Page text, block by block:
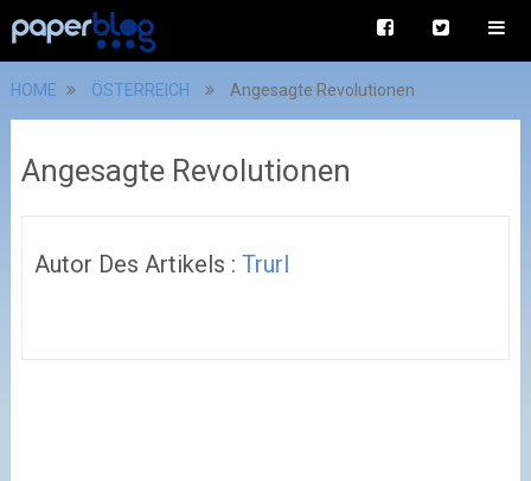
HOME ÖSTERREICH Angesagte Revolutionen
Angesagte Revolutionen
Autor Des Artikels : Trurl